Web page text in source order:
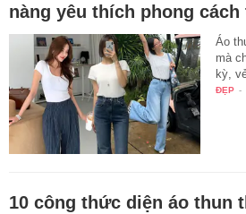
nàng yêu thích phong cách
Áo
mà
kỳ,
ĐẸP -
10 công thức diện áo thun